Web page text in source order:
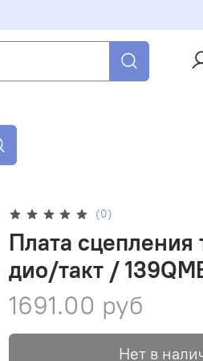
(0)
Плата сцепления
дио/такт /
1691.00 руб
Нет в